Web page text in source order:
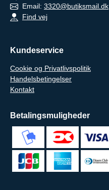
Email: 3320@butiksmail.dk
Find vej
Kundeservice
Cookie og Privatlivspolitik
Handelsbetingelser
Kontakt
Betalingsmuligheder